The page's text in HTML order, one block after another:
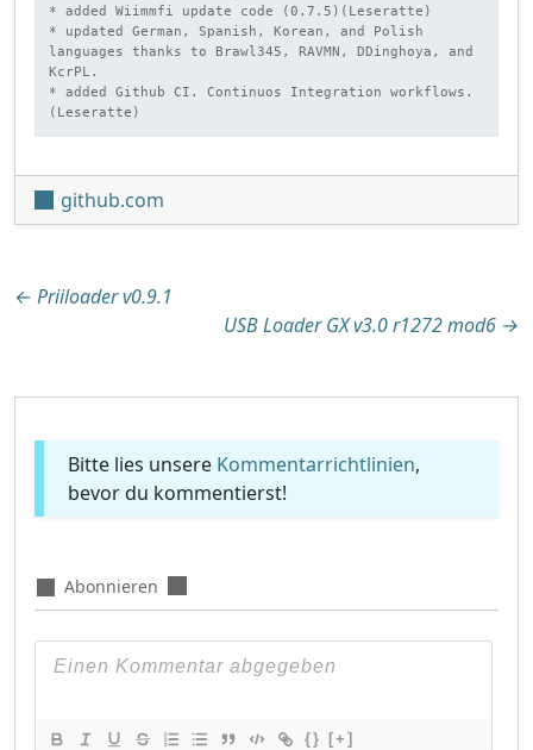
* added Wiimmfi update code (0.7.5)(Leseratte)
* updated German, Spanish, Korean, and Polish
languages thanks to Brawl345, RAVMN, DDinghoya, and
KcrPL.
* added Github CI. Continuos Integration workflows.
(Leseratte)
github.com
Beitragsnavigation
← Priiloader v0.9.1
USB Loader GX v3.0 r1272 mod6 →
Bitte lies unsere Kommentarrichtlinien,
bevor du kommentierst!
Abonnieren
{} [+]